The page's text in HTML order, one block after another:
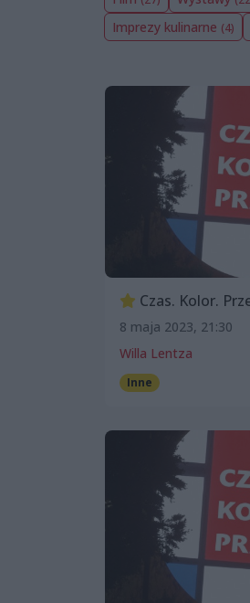
Imprezy kulinarne (4)
Czas. Kolor.
8 maja 2023, 21:30
Willa Lentza
Inne